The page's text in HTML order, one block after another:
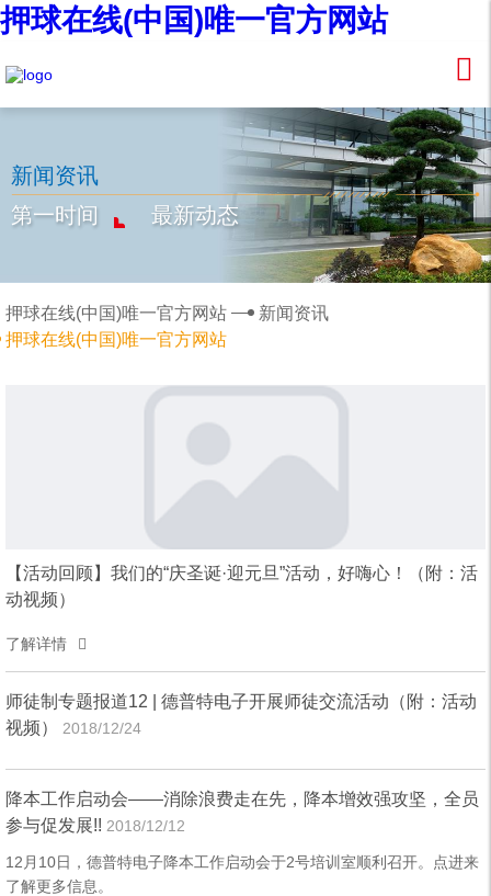
押球在线(中国)唯一官方网站
新闻资讯
第一时间
最新动态
押球在线(中国)唯一官方网站
新闻资讯
押球在线(中国)唯一官方网站
【活动回顾】我们的“庆圣诞·迎元旦”活动，好嗨心！（附：活
动视频）
了解详情
师徒制专题报道12 | 德普特电子开展师徒交流活动（附：活动
视频） 2018/12/24
降本工作启动会——消除浪费走在先，降本增效强攻坚，全员
参与促发展!! 2018/12/12
12月10日，德普特电子降本工作启动会于2号培训室顺利召开。点进来
了解更多信息。